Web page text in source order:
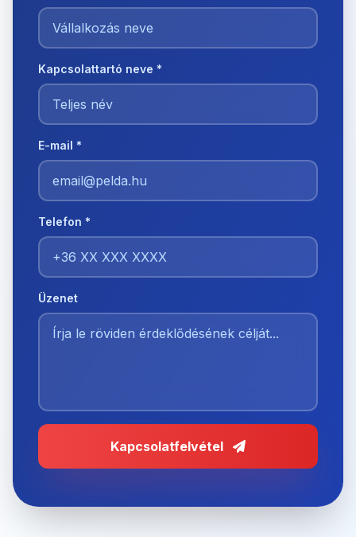
Kapcsolattartó neve *
E-mail *
Telefon *
Üzenet
Kapcsolatfelvétel